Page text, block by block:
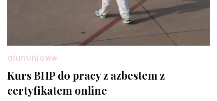
aluminiowe
Kurs BHP do pracy z azbestem z
certyfikatem online